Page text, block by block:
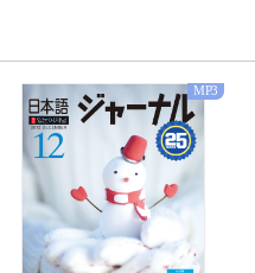
MP3